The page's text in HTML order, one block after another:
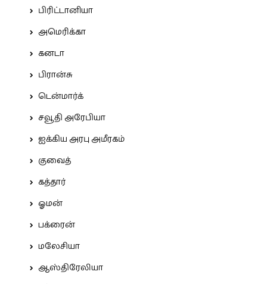
பிரிட்டானியா
அமெரிக்கா
கனடா
பிரான்சு
டென்மார்க்
சவூதி அரேபியா
ஐக்கிய அரபு அமீரகம்
குவைத்
கத்தார்
ஓமன்
பக்ரைன்
மலேசியா
ஆஸ்திரேலியா